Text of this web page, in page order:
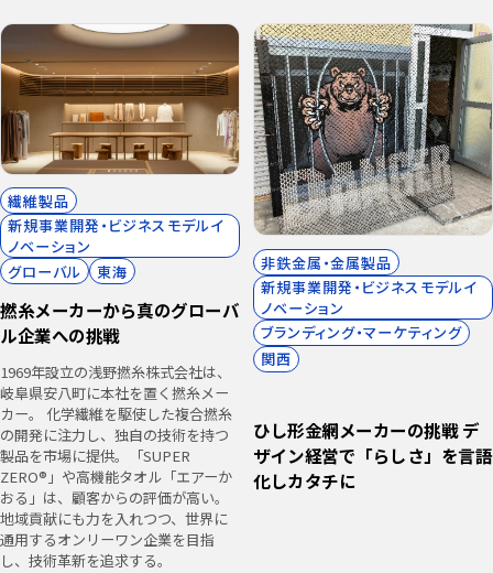
繊維製品
新規事業開発・ビジネスモデルイ
ノベーション
グローバル
東海
撚糸メーカーから真のグローバ
ル企業への挑戦
1969年設立の浅野撚糸株式会社は、
岐阜県安八町に本社を置く撚糸メー
カー。 化学繊維を駆使した複合撚糸
の開発に注力し、独自の技術を持つ
製品を市場に提供。「SUPER
ZERO®」や高機能タオル「エアーか
おる」は、顧客からの評価が高い。
地域貢献にも力を入れつつ、世界に
通用するオンリーワン企業を目指
し、技術革新を追求する。
非鉄金属・金属製品
新規事業開発・ビジネスモデルイ
ノベーション
ブランディング・マーケティング
関西
ひし形金網メーカーの挑戦 デ
ザイン経営で「らしさ」を言語
化しカタチに